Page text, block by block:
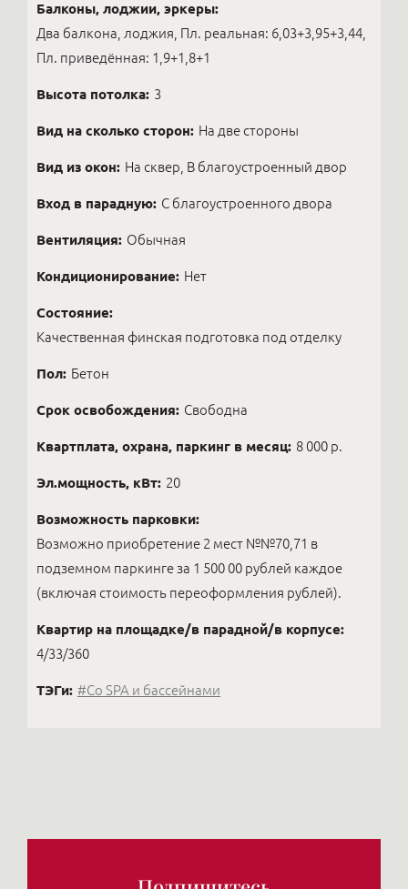
Балконы, лоджии, эркеры:
Два балкона, лоджия, Пл. реальная: 6,03+3,95+3,44,
Пл. приведённая: 1,9+1,8+1
Высота потолка: 3
Вид на сколько сторон: На две стороны
Вид из окон: На сквер, В благоустроенный двор
Вход в парадную: С благоустроенного двора
Вентиляция: Обычная
Кондиционирование: Нет
Состояние:
Качественная финская подготовка под отделку
Пол: Бетон
Срок освобождения: Свободна
Квартплата, охрана, паркинг в месяц: 8 000 р.
Эл.мощность, кВт: 20
Возможность парковки:
Возможно приобретение 2 мест №№70,71 в
подземном паркинге за 1 500 00 рублей каждое
(включая стоимость переоформления рублей).
Квартир на площадке/в парадной/в корпусе:
4/33/360
ТЭГи: #Cо SPA и бассейнами